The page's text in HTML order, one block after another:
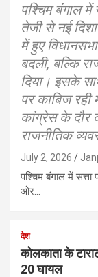
पश्चिम बंगाल में
तेजी से नई
में हुए
बदली, बल्कि
दिया। इसके
पर काबिज
कांग्रेस के दौर
राजनीतिक
July 2, 2026
पश्चिम बंगाल में सत्ता
ओर…
देश
कोलकाता के
20 घायल